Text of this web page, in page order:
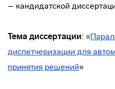
– кандидатской
Тема диссертации: «
диспетчеризации для
принятия решений»